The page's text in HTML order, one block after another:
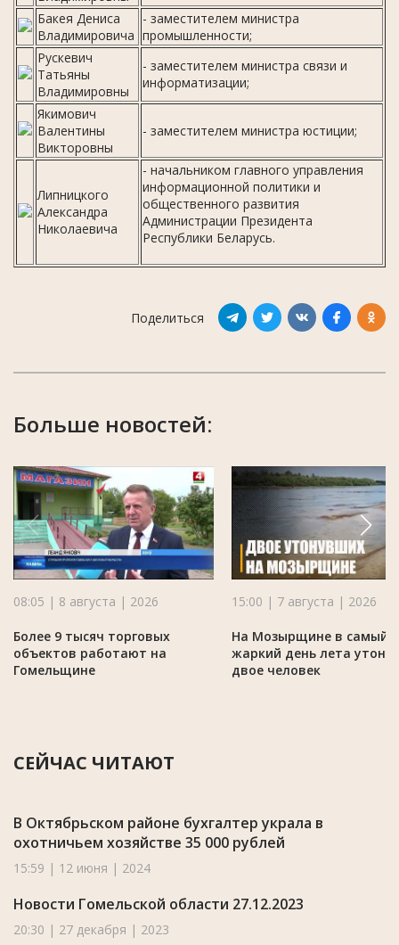
Бакея Дениса
Владимировича
- заместителем министра
промышленности;
Рускевич
Татьяны
Владимировны
- заместителем министра связи и
информатизации;
Якимович
Валентины
Викторовны
- заместителем министра юстиции;
Липницкого
Александра
Николаевича
- начальником главного управления
информационной политики и
общественного развития
Администрации Президента
Республики Беларусь.
Поделиться
Больше новостей:
08:05 | 8 августа | 2026
Более 9 тысяч торговых
объектов работают на
Гомельщине
15:00 | 7 августа | 2026
На Мозырщине в самый
жаркий день лета
двое человек
СЕЙЧАС ЧИТАЮТ
В Октябрьском районе бухгалтер украла в
охотничьем хозяйстве 35 000 рублей
15:59 | 12 июня | 2024
Новости Гомельской области 27.12.2023
20:30 | 27 декабря | 2023